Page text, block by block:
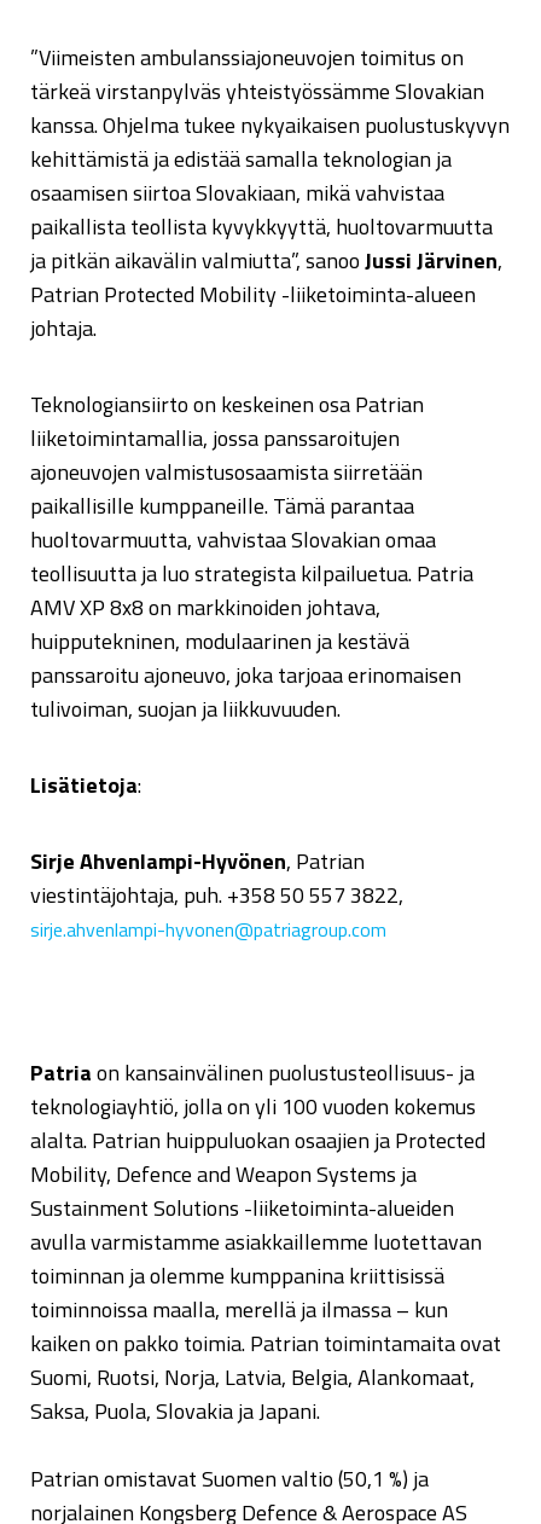
”Viimeisten ambulanssiajoneuvojen toimitus on
tärkeä virstanpylväs yhteistyössämme Slovakian
kanssa. Ohjelma tukee nykyaikaisen puolustuskyvyn
kehittämistä ja edistää samalla teknologian ja
osaamisen siirtoa Slovakiaan, mikä vahvistaa
paikallista teollista kyvykkyyttä, huoltovarmuutta
ja pitkän aikavälin valmiutta”, sanooJussi Järvinen,
Patrian Protected Mobility -liiketoiminta-alueen
johtaja.
Teknologiansiirto on keskeinen osa Patrian
liiketoimintamallia, jossa panssaroitujen
ajoneuvojen valmistusosaamista siirretään
paikallisille kumppaneille. Tämä parantaa
huoltovarmuutta, vahvistaa Slovakian omaa
teollisuutta ja luo strategista kilpailuetua. Patria
AMV XP 8x8 on markkinoiden johtava,
huipputekninen, modulaarinen ja kestävä
panssaroitu ajoneuvo, joka tarjoaa erinomaisen
tulivoiman, suojan ja liikkuvuuden.
Lisätietoja:
Sirje Ahvenlampi-Hyvönen, Patrian
viestintäjohtaja, puh. +358 50 557 3822,
sirje.ahvenlampi-hyvonen@patriagroup.com
Patriaon kansainvälinen puolustusteollisuus- ja
teknologiayhtiö, jolla on yli 100 vuoden kokemus
alalta. Patrian huippuluokan osaajien ja Protected
Mobility, Defence and Weapon Systems ja
Sustainment Solutions -liiketoiminta-alueiden
avulla varmistamme asiakkaillemme luotettavan
toiminnan ja olemme kumppanina kriittisissä
toiminnoissa maalla, merellä ja ilmassa – kun
kaiken on pakko toimia. Patrian toimintamaita ovat
Suomi, Ruotsi, Norja, Latvia, Belgia, Alankomaat,
Saksa, Puola, Slovakia ja Japani.
Patrian omistavat Suomen valtio (50,1 %) ja
norjalainen Kongsberg Defence & Aerospace AS